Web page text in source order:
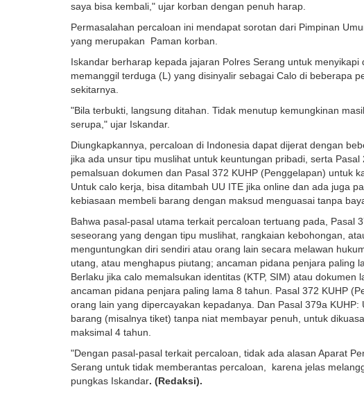
saya bisa kembali," ujar korban dengan penuh harap.
Permasalahan percaloan ini mendapat sorotan dari Pimpinan
yang merupakan Paman korban.
Iskandar berharap kepada jajaran Polres Serang untuk
memanggil terduga (L) yang disinyalir sebagai Calo di beberapa
sekitarnya.
"Bila terbukti, langsung ditahan. Tidak menutup kemungkinan
serupa," ujar Iskandar.
Diungkapkannya, percaloan di Indonesia dapat dijerat dengan
jika ada unsur tipu muslihat untuk keuntungan pribadi, serta
pemalsuan dokumen dan Pasal 372 KUHP (Penggelapan) untuk
Untuk calo kerja, bisa ditambah UU ITE jika online dan ada juga
kebiasaan membeli barang dengan maksud menguasai tanpa
Bahwa pasal-pasal utama terkait percaloan tertuang pada, Pasal
seseorang yang dengan tipu muslihat, rangkaian kebohongan,
menguntungkan diri sendiri atau orang lain secara melawan
utang, atau menghapus piutang; ancaman pidana penjara paling
Berlaku jika calo memalsukan identitas (KTP, SIM) atau
ancaman pidana penjara paling lama 8 tahun. Pasal 372 KUHP
orang lain yang dipercayakan kepadanya. Dan Pasal 379a
barang (misalnya tiket) tanpa niat membayar penuh, untuk
maksimal 4 tahun.
"Dengan pasal-pasal terkait percaloan, tidak ada alasan Aparat
Serang untuk tidak memberantas percaloan, karena jelas
pungkas Iskandar. (Redaksi).